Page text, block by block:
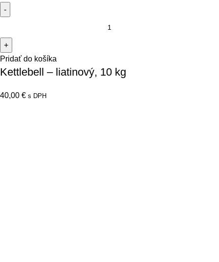
Pridať do košíka
Kettlebell – liatinový, 10 kg
40,00 € s DPH